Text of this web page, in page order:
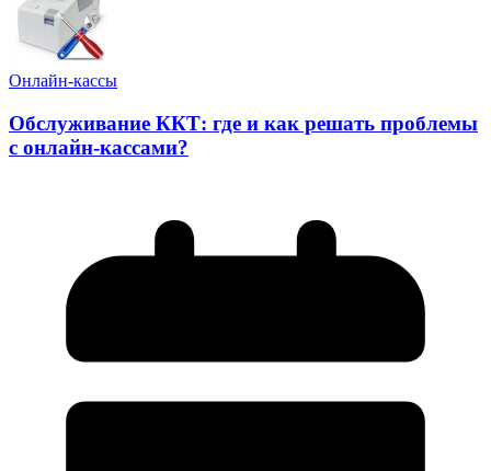
Онлайн-кассы
Обслуживание ККТ: где и как решать проблемы
с онлайн-кассами?